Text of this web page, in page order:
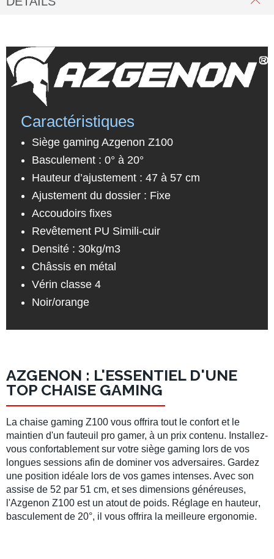
Caractéristiques
Siège gaming Azgenon Z100
Basculement : 0° à 20°
Hauteur d’ajustement : 47 à 57 cm
Ajustement du dossier : Fixe
Accoudoirs fixes
Revêtement PU Simili-cuir
Densité : 30kg/m3
Châssis en métal
Vérin classe 4
Noir/orange
AZGENON : L'ESSENTIEL D'UNE
TOP CHAISE GAMING
La chaise gaming Z100 vous offrira tout le confort et le
maintien d'un fauteuil pro gamer, à un prix contenu. Installez-
vous confortablement sur votre siège gaming lors de vos
longues sessions afin de dominer vos adversaires. Gardez
une position idéale lors de vos games intenses. Avec son
assise de 52 par 51 cm, et ses dimensions généreuses,
l'Azgenon Z100 est un atout de poids. Réglage en hauteur,
basculement de 20°, il vous offrira la meilleure ergonomie.